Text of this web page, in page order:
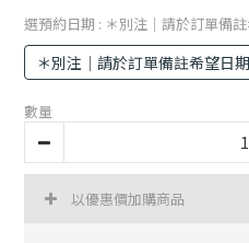
選預約日期 : ＊別注｜請於訂單備
＊別注｜請於訂單備註希望日
數量
以優惠價加購商品